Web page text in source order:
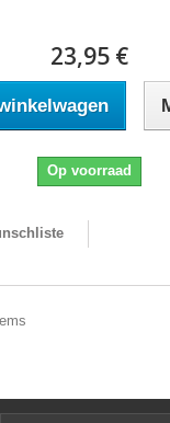
23,95 €
Op voorraad